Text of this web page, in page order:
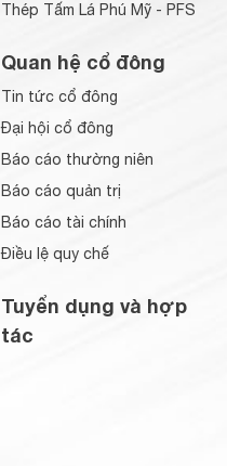
Thép Tấm Lá Phú Mỹ - PFS
Quan hệ cổ đông
Tin tức cổ đông
Đại hội cổ đông
Báo cáo thường niên
Báo cáo quản trị
Báo cáo tài chính
Điều lệ quy chế
Tuyển dụng và hợp
tác